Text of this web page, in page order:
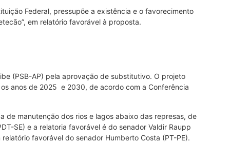
Federal, pressupõe a existência e o favorecimento
em relatório favorável à proposta.
(PSB-AP) pela aprovação de substitutivo. O projeto
anos de 2025 e 2030, de acordo com a Conferência
de manutenção dos rios e lagos abaixo das represas, de
SE) e a relatoria favorável é do senador Valdir Raupp
favorável do senador Humberto Costa (PT-PE).